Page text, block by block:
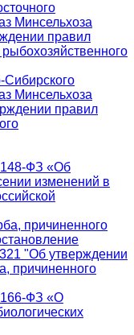
Минсельхоза
правил
Минсельхоза
правил
148-ФЗ «Об
изменений в
причиненного
"Об утверждении
причиненного
166-ФЗ «О